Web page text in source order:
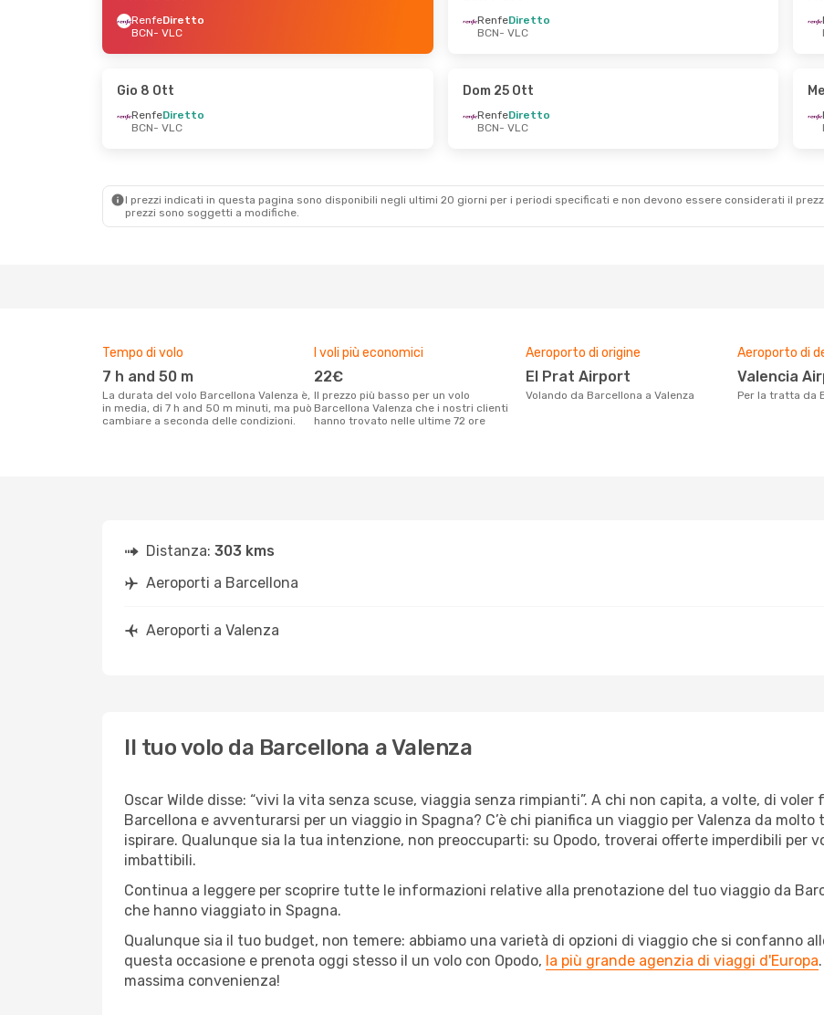
- Ven 11 Set
- Mar 6 Ott
VLC
- BCN
VLC
- BCN
RenfeDiretto
BCN- VLC
RenfeDiretto
BCN- VLC
Gio 8 Ott
RenfeDiretto
BCN- VLC
Dom 25 Ott
RenfeDiretto
BCN- VLC
I prezzi indicati in questa pagina sono disponibili negli ultimi 20 giorni per i periodi specificati e non devono essere considerati il
prezzi sono soggetti a modifiche.
Tempo di volo
7 h and 50 m
La durata del volo Barcellona Valenza è,
in media, di 7 h and 50 m minuti, ma può
cambiare a seconda delle condizioni.
I voli più economici
22€
Il prezzo più basso per un volo
Barcellona Valenza che i nostri clienti
hanno trovato nelle ultime 72 ore
Aeroporto di origine
El Prat Airport
Volando da Barcellona a Valenza
Aeroporto di
Valencia
Per la tratta da
Distanza: 303 kms
Aeroporti a Barcellona
Aeroporti a Valenza
Il tuo volo da Barcellona a Valenza
Oscar Wilde disse: “vivi la vita senza scuse, viaggia senza rimpianti”. A chi non capita, a volte, di
Barcellona e avventurarsi per un viaggio in Spagna? C’è chi pianifica un viaggio per Valenza da molto
ispirare. Qualunque sia la tua intenzione, non preoccuparti: su Opodo, troverai offerte imperdibili per
imbattibili.
Continua a leggere per scoprire tutte le informazioni relative alla prenotazione del tuo viaggio da
che hanno viaggiato in Spagna.
Qualunque sia il tuo budget, non temere: abbiamo una varietà di opzioni di viaggio che si confanno
questa occasione e prenota oggi stesso il un volo con Opodo, la più grande agenzia di viaggi d'Europa
massima convenienza!